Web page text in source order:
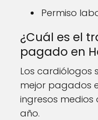
Permiso
¿Cuál es el
pagado en
Los cardiólogos
mejor pagados
ingresos medios
año.